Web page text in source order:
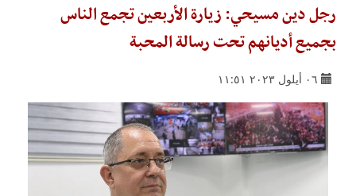
رجل دين مسيحي: زيارة الأربعين تجمع الناس
بجميع أديانهم تحت رسالة المحبة
٠٦ أيلول ٢٠٢٣ ١١:٥١